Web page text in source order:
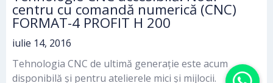
centru cu comandă numerică (CNC)
FORMAT-4 PROFIT H 200
iulie 14, 2016
Tehnologia CNC de ultimă generație este acum
disponibilă și pentru atelierele mici și mijlocii.